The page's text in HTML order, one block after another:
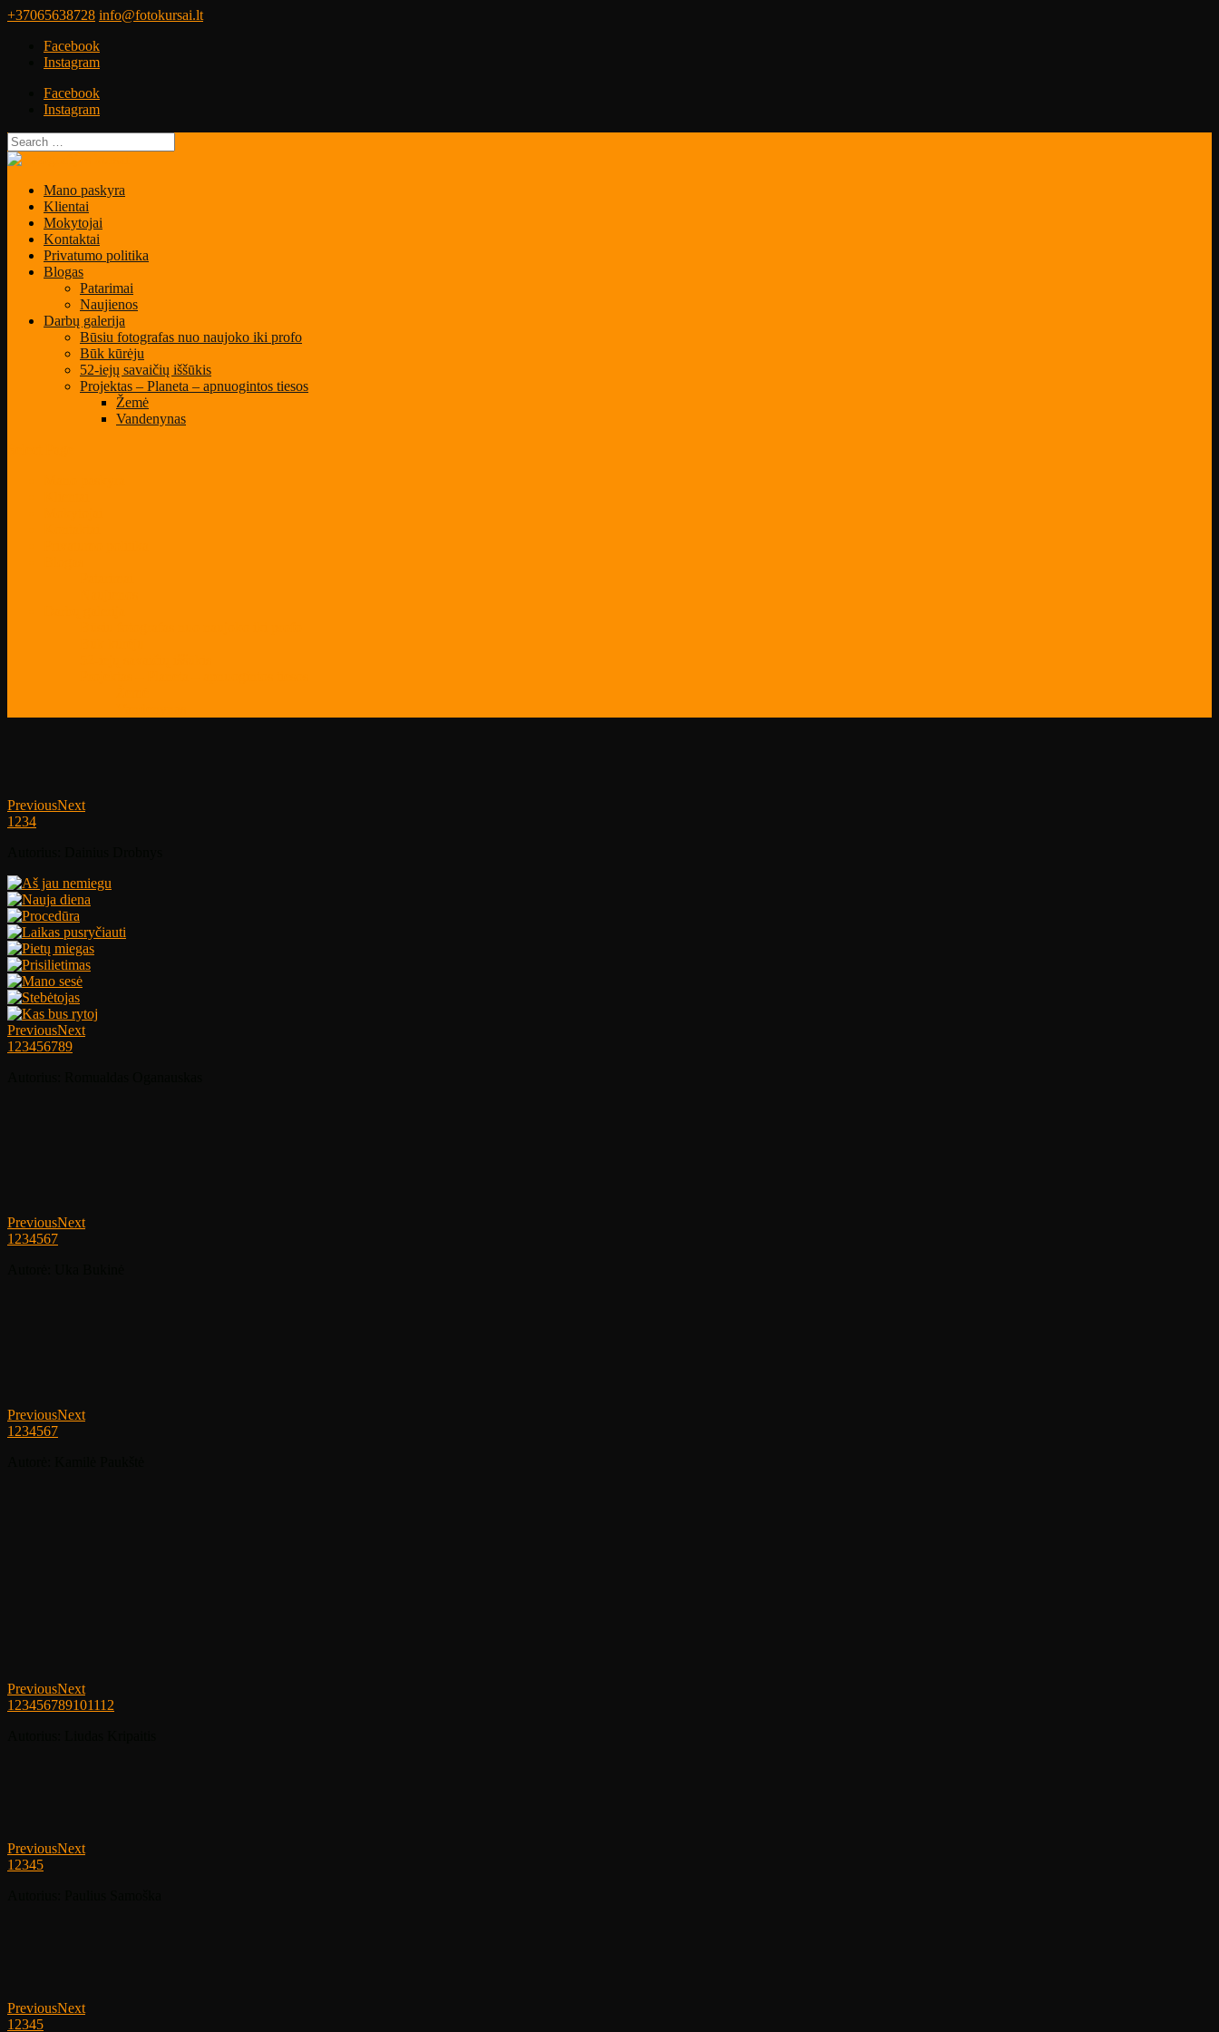
+37065638728 info@fotokursai.lt
Facebook
Instagram
Facebook
Instagram
Mano paskyra
Klientai
Mokytojai
Kontaktai
Privatumo politika
Blogas
Patarimai
Naujienos
Darbų galerija
Būsiu fotografas nuo naujoko iki profo
Būk kūrėju
52-iejų savaičių iššūkis
Projektas – Planeta – apnuogintos tiesos
Žemė
Vandenynas
PreviousNext
1 234
PreviousNext
1 23456789
PreviousNext
1 234567
PreviousNext
1 234567
PreviousNext
1 23456789101112
PreviousNext
1 2345
PreviousNext
1 2345